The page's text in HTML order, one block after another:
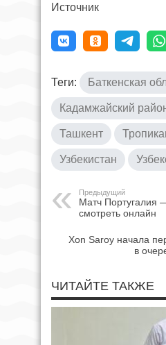
Источник
Теги: Баткенская
Кадамжайский
Ташкент
Узбекистан
Предыдущий
Матч Португалия
смотреть онлайн
Xon Saroy начала
в
ЧИТАЙТЕ ТАКЖЕ